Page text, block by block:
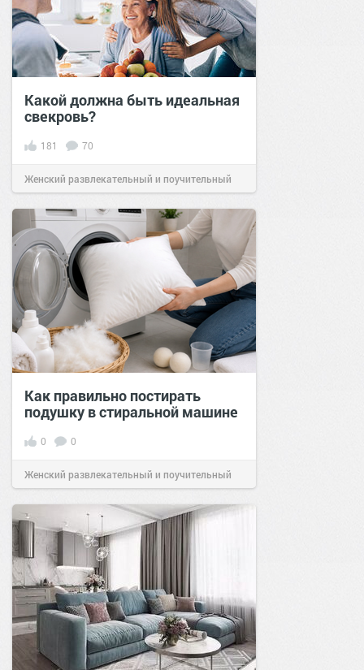
Какой должна быть идеальная
свекровь?
181 70
Женский развлекательный и поучительный
сайт.20:16 09 июл 2021
Как правильно постирать
подушку в стиральной машине
0 0
Женский развлекательный и поучительный
сайт.21:46 Сегодня